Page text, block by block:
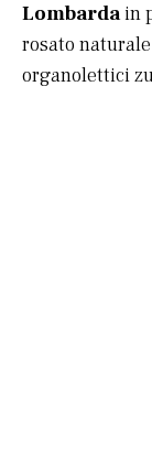
Lombardain
rosato
organolettici